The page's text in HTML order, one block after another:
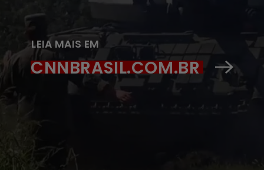
LEIA MAIS EM
CNNBRASIL.COM.BR